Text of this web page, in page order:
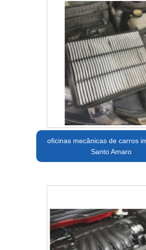
oficinas mecânicas de carros
Santo Amaro